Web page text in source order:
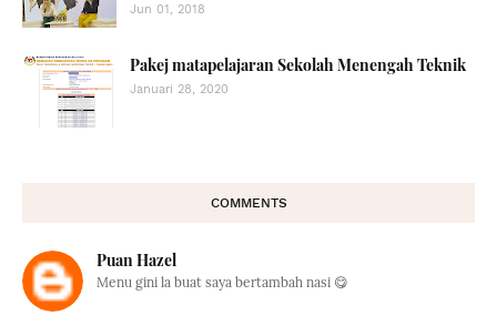
Jun 01, 2018
Pakej matapelajaran Sekolah Menengah Teknik
Januari 28, 2020
COMMENTS
Puan Hazel
Menu gini la buat saya bertambah nasi 😋